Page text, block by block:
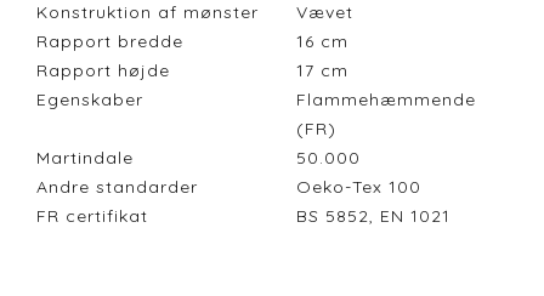
Konstruktion af mønster
Vævet
Rapport bredde
16 cm
Rapport højde
17 cm
Egenskaber
Flammehæmmende
(FR)
Martindale
50.000
Andre standarder
Oeko-Tex 100
FR certifikat
BS 5852, EN 1021